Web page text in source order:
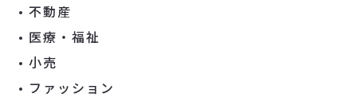
不動産
医療・福祉
小売
ファッション